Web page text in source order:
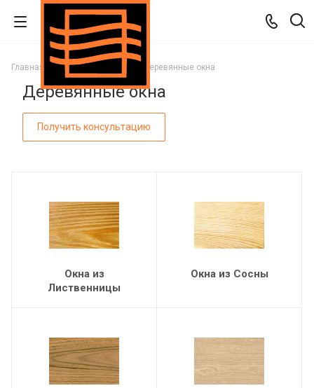
Главная Каталог Деревянные окна
Деревянные окна
Получить консультацию
Окна из
Лиственницы
Окна из Сосны